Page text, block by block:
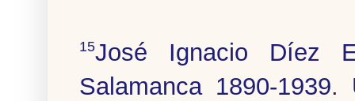
15José Ignacio Díez
Salamanca 1890-